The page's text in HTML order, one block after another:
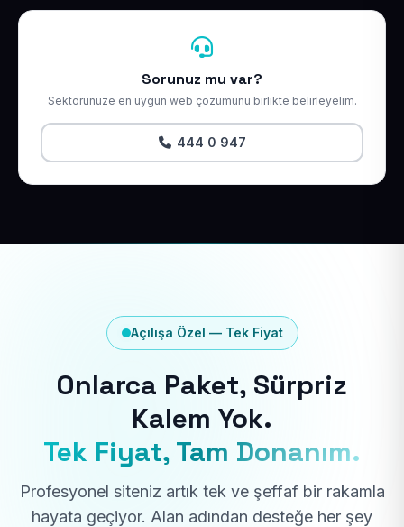
Sorunuz mu var?
Sektörünüze en uygun web çözümünü birlikte belirleyelim.
444 0 947
Açılışa Özel — Tek Fiyat
Onlarca Paket, Sürpriz
Kalem Yok.
Tek Fiyat, Tam Donanım.
Profesyonel siteniz artık tek ve şeffaf bir rakamla
hayata geçiyor. Alan adından desteğe her şey